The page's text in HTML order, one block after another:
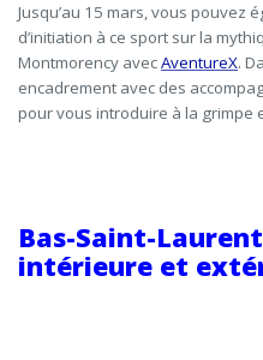
Jusqu’au 15 mars, vous pouvez
d’initiation à ce sport sur la
Montmorency avecAventureX.
encadrement avec des
pour vous introduire à la grimpe
Bas-Saint-
intérieure et